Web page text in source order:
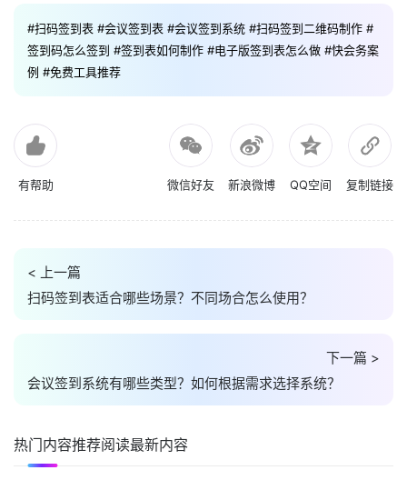
#扫码签到表 #会议签到表 #会议签到系统 #扫码签到二维码制作 #
签到码怎么签到 #签到表如何制作 #电子版签到表怎么做 #快会务案
例 #免费工具推荐
有帮助 微信好友 新浪微博 QQ空间 复制链接
< 上一篇
扫码签到表适合哪些场景？不同场合怎么使用？
下一篇 >
会议签到系统有哪些类型？如何根据需求选择系统？
热门内容推荐阅读最新内容